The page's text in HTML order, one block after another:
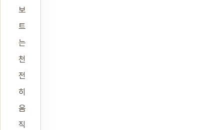
보
트
는
천
전
히
움
직